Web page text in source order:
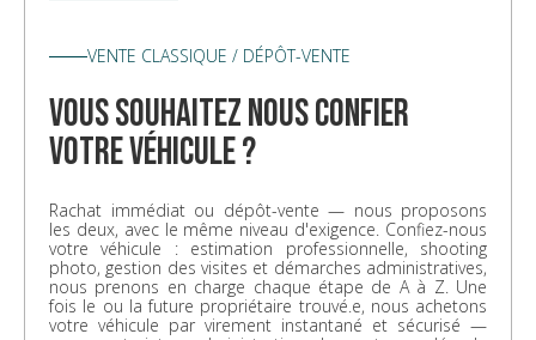
VENTE CLASSIQUE / DÉPÔT-VENTE
vous souhaitez nous confier
votre véhicule ?
Rachat immédiat ou dépôt-vente — nous proposons
les deux, avec le même niveau d'exigence. Confiez-nous
votre véhicule : estimation professionnelle, shooting
photo, gestion des visites et démarches administratives,
nous prenons en charge chaque étape de A à Z. Une
fois le ou la future propriétaire trouvé.e, nous achetons
votre véhicule par virement instantané et sécurisé —